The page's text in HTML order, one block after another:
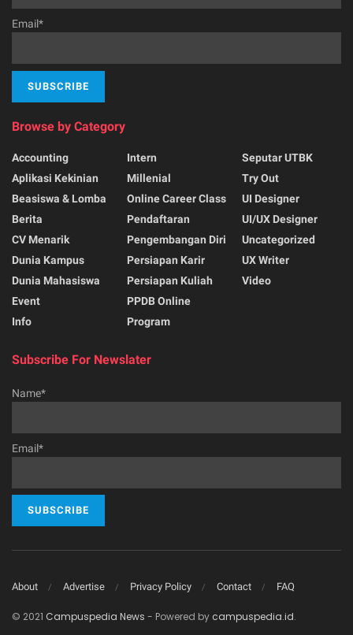
Email*
Browse by Category
Accounting
Aplikasi Kekinian
Beasiswa & Lomba
Berita
CV Menarik
Dunia Kampus
Dunia Mahasiswa
Event
Info
Intern
Millenial
Online Career Class
Pendaftaran
Pengembangan Diri
Persiapan Karir
Persiapan Kuliah
PPDB Online
Program
Seputar UTBK
Try Out
UI Designer
UI/UX Designer
Uncategorized
UX Writer
Video
Subscribe For Newslater
Name*
Email*
About Advertise Privacy Policy Contact FAQ
© 2021 Campuspedia News - Powered by campuspedia.id.